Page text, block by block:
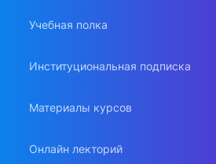
Учебная полка
Институциональная подписка
Материалы курсов
Онлайн лекторий